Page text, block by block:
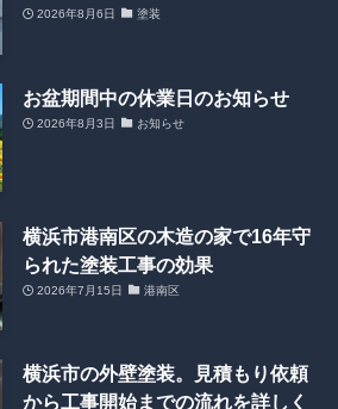
2026年8月6日 塗装
お盆期間中の休業日のお知らせ
2026年8月3日 お知らせ
横浜市港南区の木造の家で16年守
られた塗装工事の効果
2026年7月15日 港南区
横浜市の外壁塗装。見積もり依頼
から工事開始までの流れを詳しく